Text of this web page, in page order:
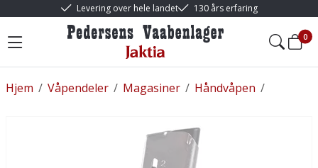
Levering over hele landet 130 års erfaring
0
/
Hjem /
Våpendeler /
Magasiner /
Håndvåpen